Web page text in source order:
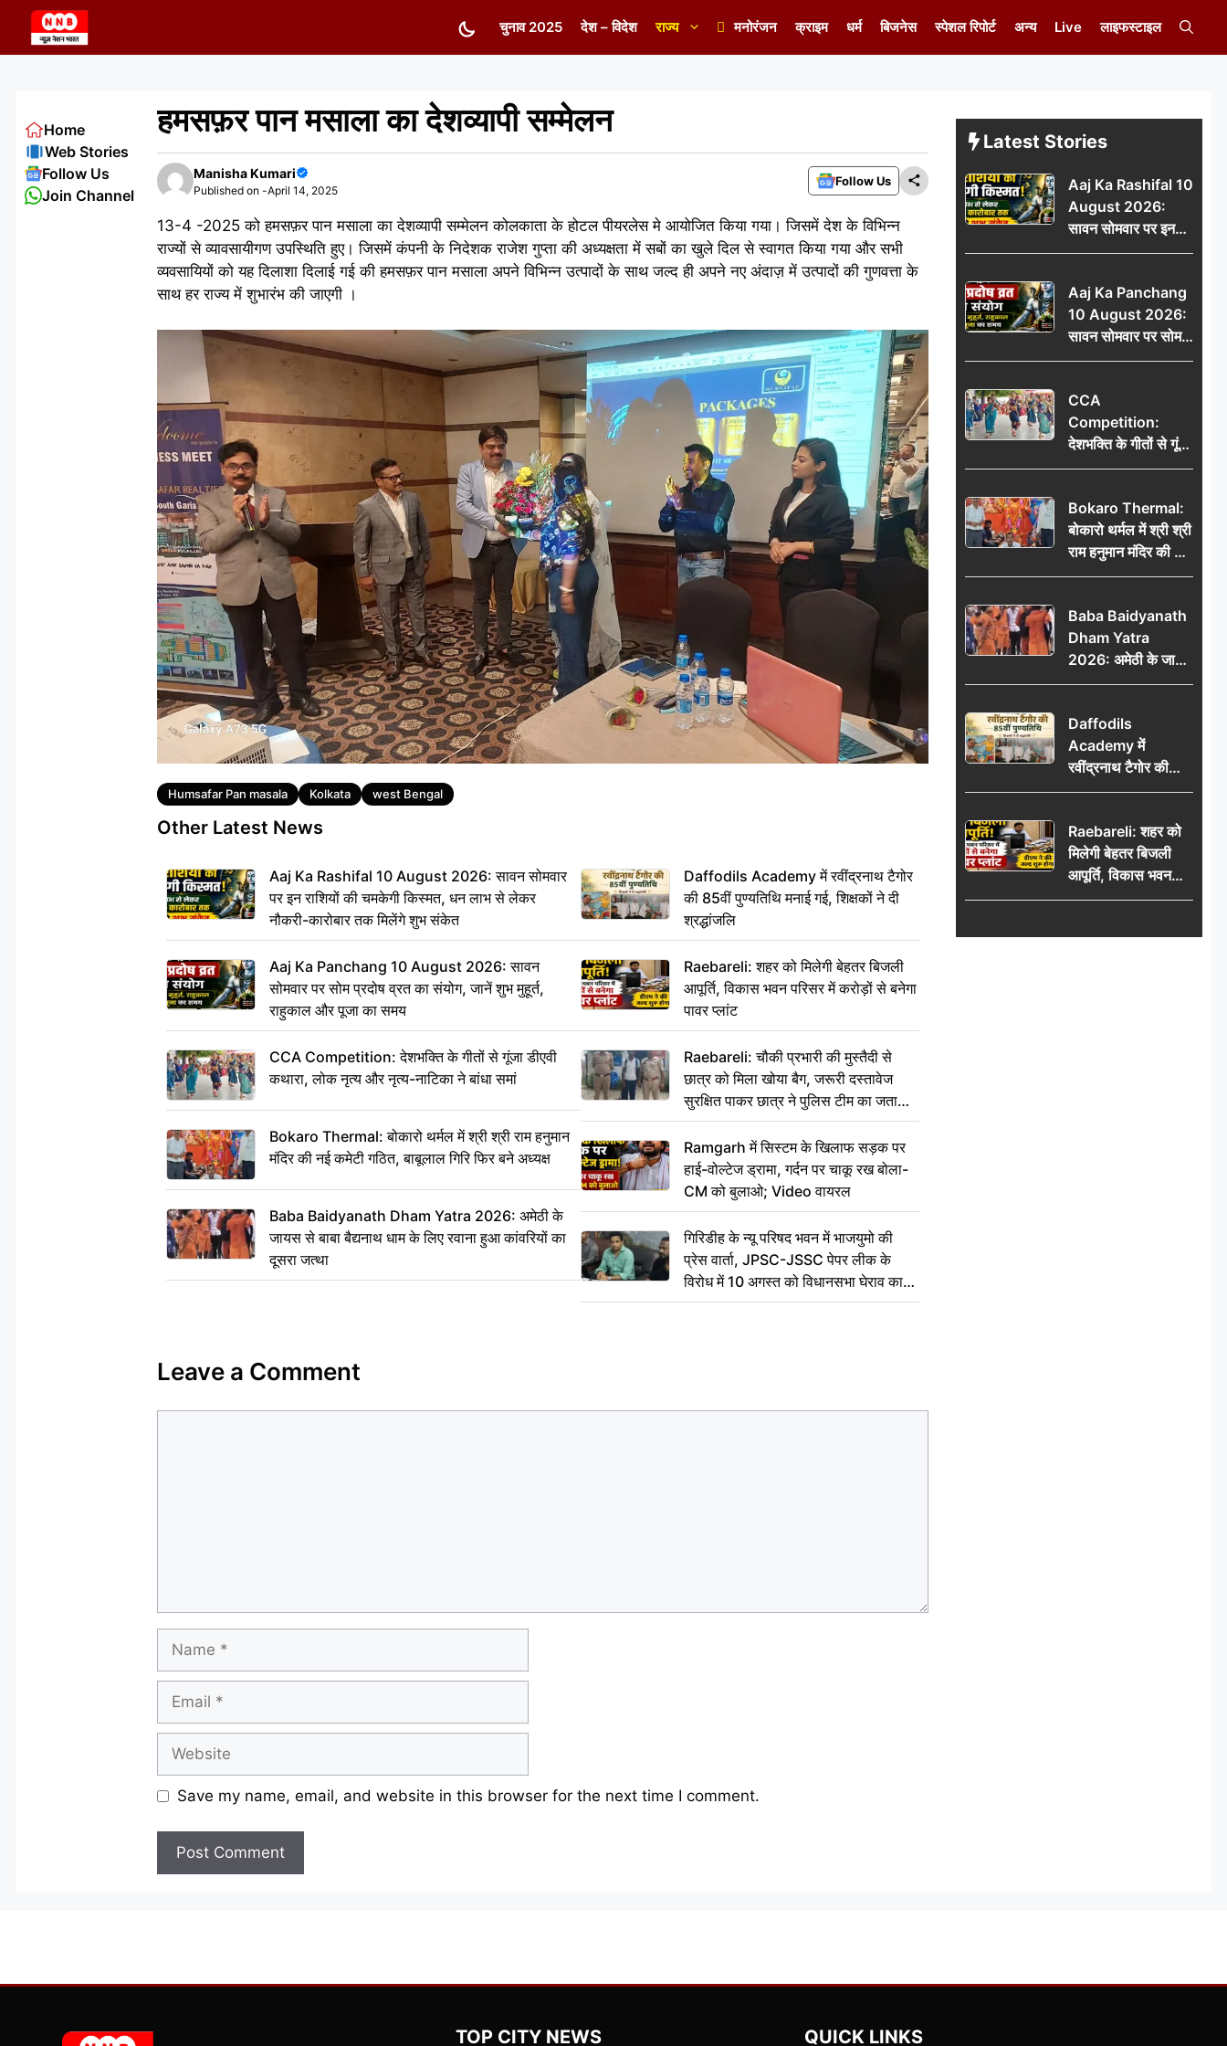
content
चुनाव 2025 देश – विदेश राज्य मनोरंजन क्राइम धर्म बिजनेस स्पेशल रिपोर्ट अन्य Live लाइफस्टाइल
हमसफ़र पान मसाला का देशव्यापी सम्मेलन
Manisha Kumari
Published on -April 14, 2025
Follow Us
13-4 -2025 को हमसफ़र पान मसाला का देशव्यापी सम्मेलन कोलकाता के होटल पीयरलेस मे आयोजित किया गया। जिसमें देश के विभिन्न
राज्यों से व्यावसायीगण उपस्थिति हुए। जिसमें कंपनी के निदेशक राजेश गुप्ता की अध्यक्षता में सबों का खुले दिल से स्वागत किया गया और सभी
व्यवसायियों को यह दिलाशा दिलाई गई की हमसफ़र पान मसाला अपने विभिन्न उत्पादों के साथ जल्द ही अपने नए अंदाज़ में उत्पादों की गुणवत्ता के
साथ हर राज्य में शुभारंभ की जाएगी ।
Tags
Humsafar Pan masala Kolkata west Bengal
Other Latest News
Aaj Ka Rashifal 10 August 2026: सावन सोमवार
पर इन राशियों की चमकेगी किस्मत, धन लाभ से लेकर
नौकरी-कारोबार तक मिलेंगे शुभ संकेत
Aaj Ka Panchang 10 August 2026: सावन
सोमवार पर सोम प्रदोष व्रत का संयोग, जानें शुभ मुहूर्त,
राहुकाल और पूजा का समय
CCA Competition: देशभक्ति के गीतों से गूंजा डीएवी
कथारा, लोक नृत्य और नृत्य-नाटिका ने बांधा समां
Bokaro Thermal: बोकारो थर्मल में श्री श्री राम हनुमान
मंदिर की नई कमेटी गठित, बाबूलाल गिरि फिर बने अध्यक्ष
Baba Baidyanath Dham Yatra 2026: अमेठी के
जायस से बाबा बैद्यनाथ धाम के लिए रवाना हुआ कांवरियों का
दूसरा जत्था
Daffodils Academy में रवींद्रनाथ टैगोर
की 85वीं पुण्यतिथि मनाई गई, शिक्षकों ने दी
श्रद्धांजलि
Raebareli: शहर को मिलेगी बेहतर बिजली
आपूर्ति, विकास भवन परिसर में करोड़ों से बनेगा
पावर प्लांट
Raebareli: चौकी प्रभारी की मुस्तैदी से
छात्र को मिला खोया बैग, जरूरी दस्तावेज
सुरक्षित पाकर छात्र ने पुलिस टीम का जताया
आभार
Ramgarh में सिस्टम के खिलाफ सड़क पर
हाई-वोल्टेज ड्रामा, गर्दन पर चाकू रख बोला-
CM को बुलाओ; Video वायरल
गिरिडीह के न्यू परिषद भवन में भाजयुमो की
प्रेस वार्ता, JPSC-JSSC पेपर लीक के
विरोध में 10 अगस्त को विधानसभा घेराव का
ऐलान
Leave a Comment
Name
Email
Website
Save my name, email, and website in this browser for the next time I comment.
Home
Web Stories
Follow Us
Join Channel
Latest Stories
Aaj Ka Rashifal 10
August 2026:
सावन सोमवार पर इन
राशियों की चमकेगी
लेकर नौकरी-कारोबार
तक मिलेंगे शुभ संकेत
Aaj Ka Panchang
10 August 2026:
सावन सोमवार पर सोम
प्रदोष व्रत का संयोग,
और पूजा का समय
CCA
Competition:
देशभक्ति के गीतों से गूंजा
डीएवी कथारा, लोक
बांधा समां
Bokaro Thermal:
बोकारो थर्मल में श्री श्री
राम हनुमान मंदिर की नई
कमेटी गठित, बाबूलाल
Baba Baidyanath
Dham Yatra
2026: अमेठी के जायस
से बाबा बैद्यनाथ धाम के
का दूसरा जत्था
Daffodils
Academy में
रवींद्रनाथ टैगोर की
85वीं पुण्यतिथि मनाई
श्रद्धांजलि
Raebareli: शहर को
मिलेगी बेहतर बिजली
आपूर्ति, विकास भवन
परिसर में करोड़ों से
TOP CITY NEWS QUICK LINKS